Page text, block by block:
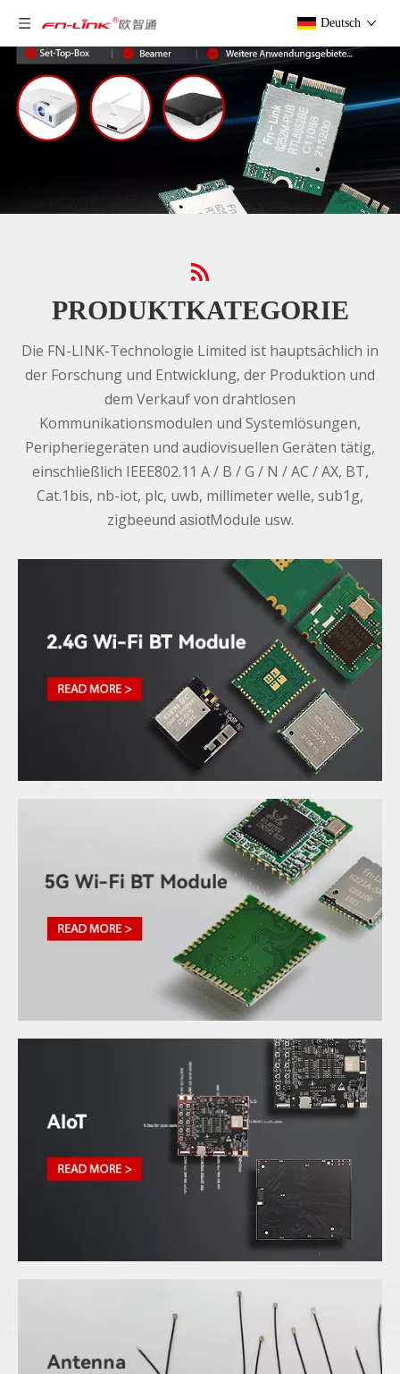
Deutsch
PRODUKTKATEGORIE
Die FN-LINK-Technologie Limited ist hauptsächlich in
der Forschung und Entwicklung, der Produktion und
dem Verkauf von drahtlosen
Kommunikationsmodulen und Systemlösungen,
Peripheriegeräten und audiovisuellen Geräten tätig,
einschließlich IEEE802.11 A / B / G / N / AC / AX, BT,
Cat.1bis, nb-iot, plc, uwb, millimeter welle, sub1g,
zigbeeund asiotModule usw.